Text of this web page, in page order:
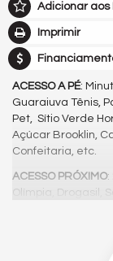
Adicionar aos
Imprimir
ACESSO A PÉ:
Guaraiuva Tênis,
Pet, Sítio Verde
Açúcar Brooklin,
Confeitaria, etc.
ACESSO PRÓXIMO:
Olímpia, Drogasil,
Bandeirantes, Av.